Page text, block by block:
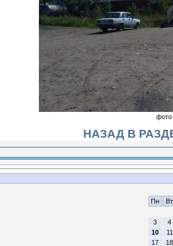
фото
НАЗАД В
Пн
Вт
3
4
10
11
17
18